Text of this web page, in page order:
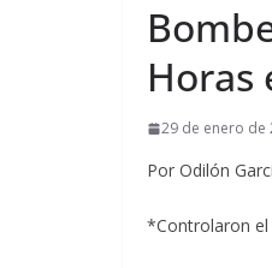
Horas
29 de enero de
Por Odilón
*Controlaron